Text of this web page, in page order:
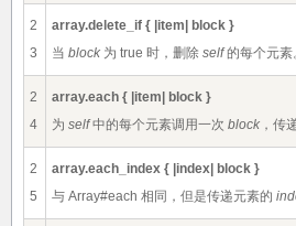
2
3
array.delete_if { |item| block }
当 block 为 true 时，删除 self的每个元素
2
4
array.each { |item| block }
为 self中的每个元素调用一次 block ，传
2
5
array.each_index { |index| block }
与 Array#each 相同，但是传递元素的